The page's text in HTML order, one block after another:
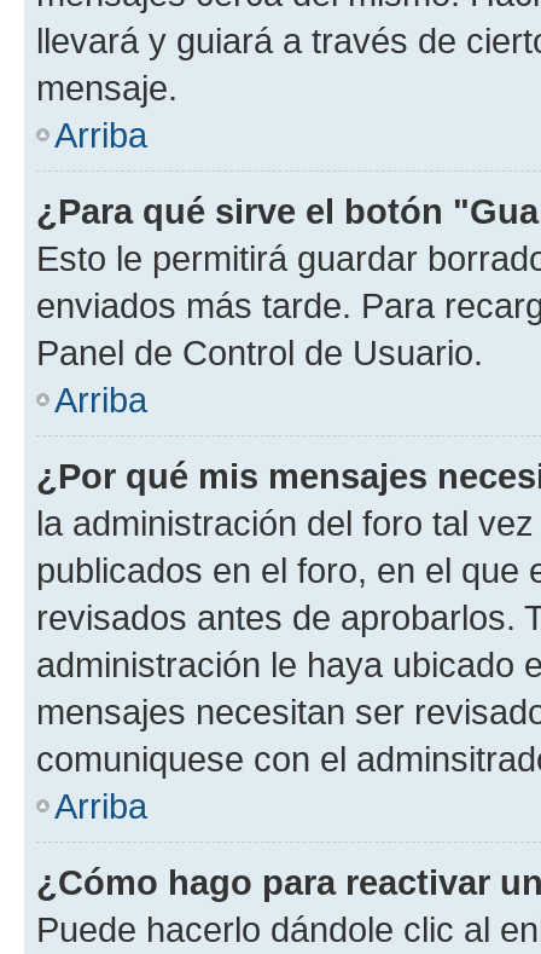
llevará y guiará a través de
mensaje.
Arriba
¿Para qué sirve el botón
Esto le permitirá guardar
enviados más tarde. Para
Panel de Control de Usuario.
Arriba
¿Por qué mis mensajes
la administración del foro tal
publicados en el foro, en el
revisados antes de aprobarlos.
administración le haya ubicado
mensajes necesitan ser
comuniquese con el
Arriba
¿Cómo hago para reactivar
Puede hacerlo dándole clic al